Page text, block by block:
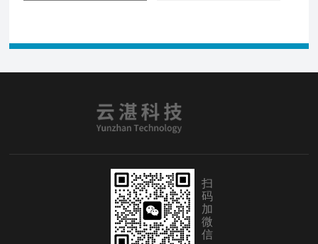
扫
码
加
微
信